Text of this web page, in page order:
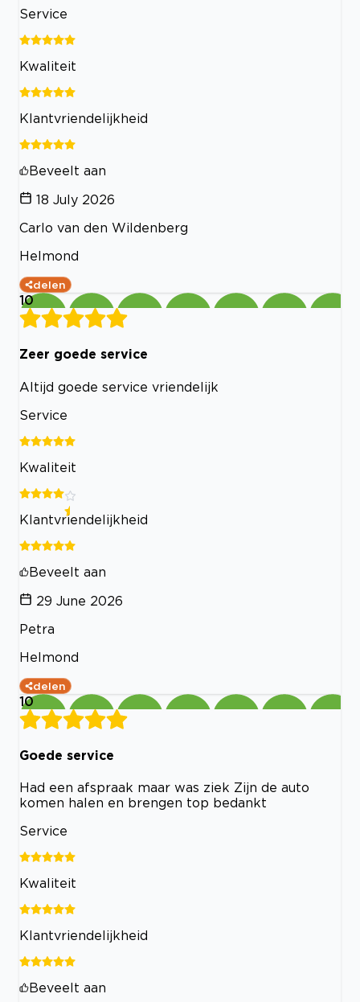
Service
Kwaliteit
Klantvriendelijkheid
Beveelt aan
18 July 2026
Carlo van den Wildenberg
Helmond
delen
10
Zeer goede service
Altijd goede service vriendelijk
Service
Kwaliteit
Klantvriendelijkheid
Beveelt aan
29 June 2026
Petra
Helmond
delen
10
Goede service
Had een afspraak maar was ziek Zijn de auto
komen halen en brengen top bedankt
Service
Kwaliteit
Klantvriendelijkheid
Beveelt aan